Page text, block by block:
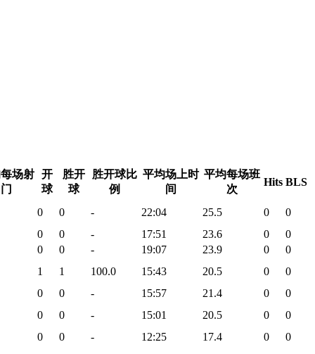
场射
门
开
球
胜开
球
胜开球比
例
平均场上时
间
平均每场班
次
Hits BLS
0 0 - 22:04 25.5 0
0
0
0 - 17:51 23.6 0
0
0
0 - 19:07 23.9 0
0
1
1 100.0 15:43 20.5 0
0
0
0 - 15:57 21.4 0
0
0
0 - 15:01 20.5 0
0
0
0 - 12:25 17.4 0
0